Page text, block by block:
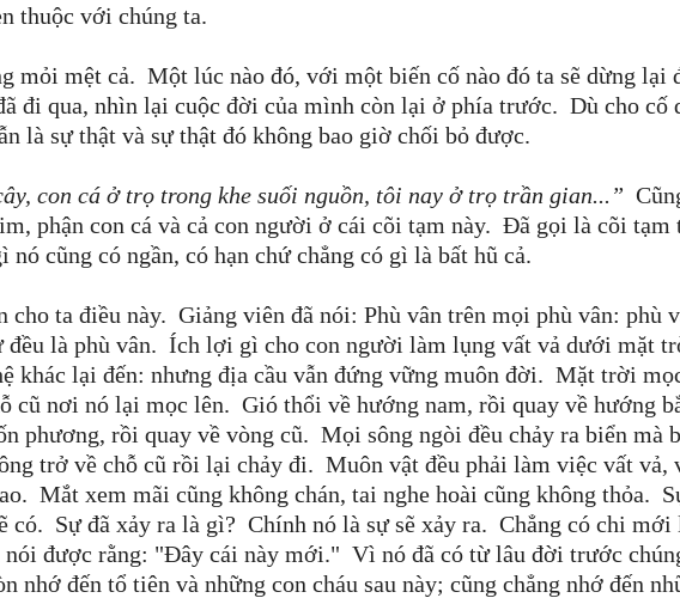
thuộc với chúng ta.
mỏi mệt cả. Một lúc nào đó, với một biến cố nào đó ta sẽ dừng lại
đi qua, nhìn lại cuộc đời của mình còn lại ở phía trước. Dù cho cố
là sự thật và sự thật đó không bao giờ chối bỏ được.
con cá ở trọ trong khe suối nguồn, tôi nay ở trọ trần gian... ”
phận con cá và cả con người ở cái cõi tạm này. Đã gọi là cõi tạm
nó cũng có ngần, có hạn chứ chẳng có gì là bất hũ cả.
cho ta điều này. Giảng viên đã nói: Phù vân trên mọi phù vân: phù
đều là phù vân. Ích lợi gì cho con người làm lụng vất vả dưới mặt
khác lại đến: nhưng địa cầu vẫn đứng vững muôn đời. Mặt trời
cũ nơi nó lại mọc lên. Gió thổi về hướng nam, rồi quay về hướng
phương, rồi quay về vòng cũ. Mọi sông ngòi đều chảy ra biển mà
trở về chỗ cũ rồi lại chảy đi. Muôn vật đều phải làm việc vất vả,
Mắt xem mãi cũng không chán, tai nghe hoài cũng không thỏa.
có. Sự đã xảy ra là gì? Chính nó là sự sẽ xảy ra. Chẳng có chi mới
nói được rằng: "Ðây cái này mới." Vì nó đã có từ lâu đời trước
nhớ đến tổ tiên và những con cháu sau này; cũng chẳng nhớ đến